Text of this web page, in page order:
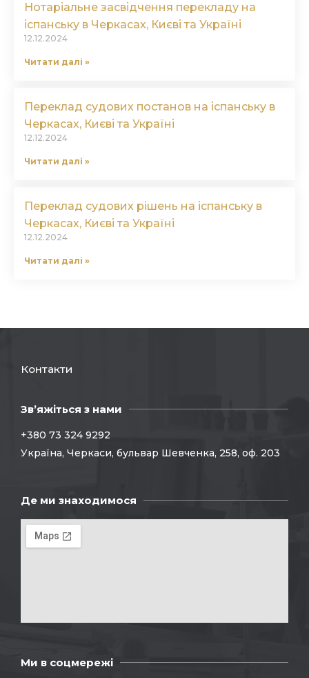
Нотаріальне засвідчення перекладу на
іспанську в Черкасах, Києві та Україні
12.12.2024
Читати далі »
Переклад судових постанов на іспанську в
Черкасах, Києві та Україні
12.12.2024
Читати далі »
Переклад судових рішень на іспанську в
Черкасах, Києві та Україні
12.12.2024
Читати далі »
Контакти
Зв’яжіться з нами
+380 73 324 9292
Україна, Черкаси, бульвар Шевченка, 258, оф. 203
Де ми знаходимося
Ми в соцмережі